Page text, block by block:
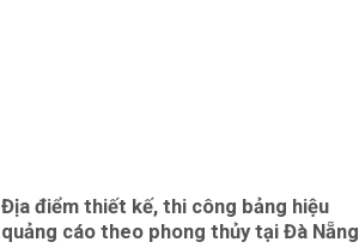
Địa điểm thiết kế, thi công bảng hiệu
quảng cáo theo phong thủy tại Đà Nẵng